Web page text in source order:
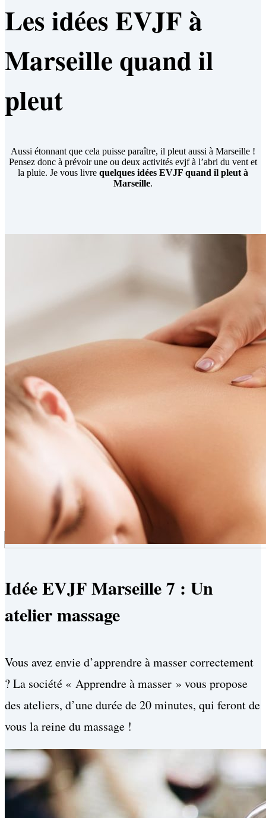
Les idées EVJF à
Marseille quand il
pleut
Aussi étonnant que cela puisse paraître, il pleut aussi à Marseille !
Pensez donc à prévoir une ou deux activités evjf à l’abri du vent et
la pluie. Je vous livre quelques idées EVJF quand il pleut à
Marseille.
Idée EVJF Marseille 7 : Un
atelier massage
Vous avez envie d’apprendre à masser correctement
? La société « Apprendre à masser » vous propose
des ateliers, d’une durée de 20 minutes, qui feront de
vous la reine du massage !